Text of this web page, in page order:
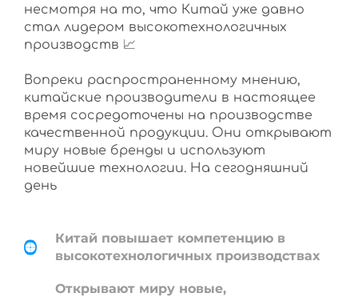
несмотря на то, что Китай уже давно
стал лидером высокотехнологичных
производств 📈
Вопреки распространенному мнению,
китайские производители в настоящее
время сосредоточены на производстве
качественной продукции. Они открывают
миру новые бренды и используют
новейшие технологии. На сегодняшний
день
Китай повышает компетенцию в
высокотехнологичных производствах
Открывают миру новые,